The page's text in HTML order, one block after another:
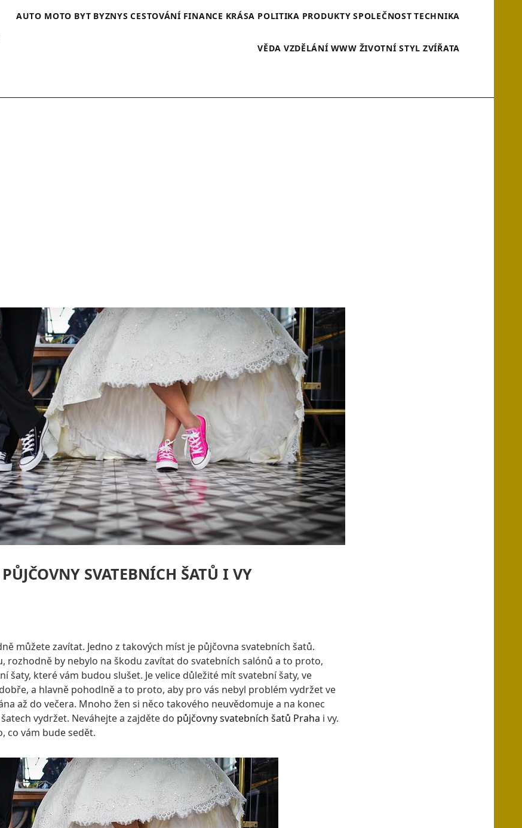
AUTO MOTO BYT BYZNYS CESTOVÁNÍ FINANCE KRÁSA POLITIKA PRODUKTY SPOLEČNOST TECHNIKA
VĚDA VZDĚLÁNÍ WWW ŽIVOTNÍ STYL ZVÍŘATA
SVATEBNÍCH ŠATŮ I VY
můžete zavítat. Jedno z takových míst je půjčovna svatebních šatů.
rozhodně by nebylo na škodu zavítat do svatebních salónů a to proto,
šaty, které vám budou slušet. Je velice důležité mít svatební šaty, ve
a hlavně pohodlně a to proto, aby pro vás nebyl problém vydržet ve
až do večera. Mnoho žen si něco takového neuvědomuje a na konec
vydržet. Neváhejte a zajděte do půjčovny svatebních šatů Praha i vy.
co vám bude sedět.